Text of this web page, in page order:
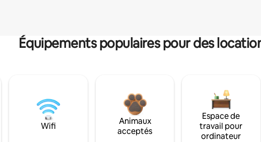
Équipements populaires pour des
Wifi
Animaux
acceptés
Espace de
travail pour
ordinateur